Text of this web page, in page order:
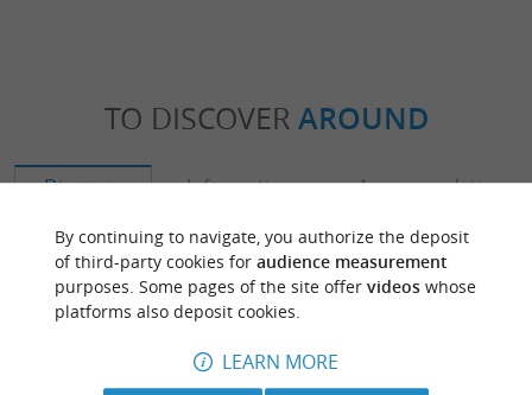
TO DISCOVER AROUND
Discover Information Accommodation
By continuing to navigate, you authorize the deposit
of third-party cookies for audience measurement
purposes. Some pages of the site offer videoswhose
platforms also deposit cookies.
LEARN MORE